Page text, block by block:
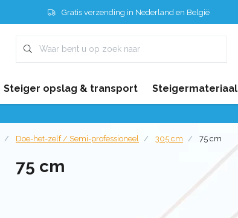
Gratis verzending in Nederland en België
Steiger opslag & transport Steigermateriaal
Doe-het-zelf / Semi-professioneel 305 cm 75 cm
75 cm